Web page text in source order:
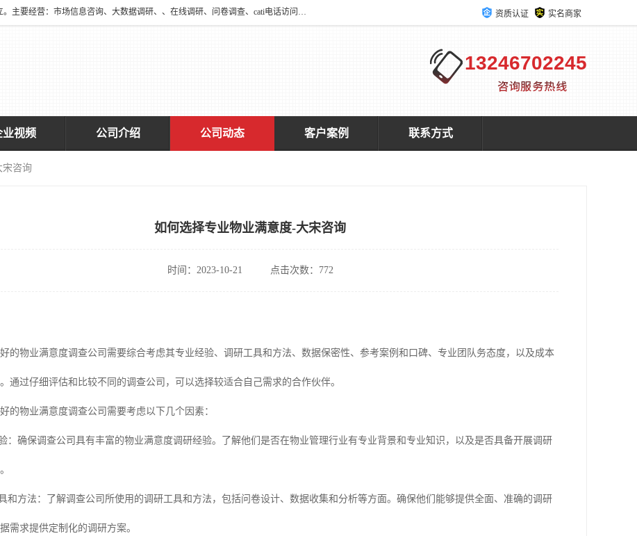
深圳大宋咨询有限公司2016年于深圳市宝安区新安街道海旺社区成立。主要经营：市场信息咨询、大数据调研、、在线调研、问卷调查、cati电话访问、神秘顾客调查、广告效果评估、消费者调查、大数据采集分析等，从事广告业务、国内贸易、数据采集、数据处理；公共文明测评。 资质认证 实名商家
13246702245
业视频 公司介绍 公司动态 客户案例 联系方式
宋咨询
如何选择专业物业满意度-大宋咨询
时间：2023-10-21 点击次数：772
的物业满意度调查公司需要综合考虑其专业经验、调研工具和方法、数据保密性、参考案例和口碑、专业团队务态度，以及成本
通过仔细评估和比较不同的调查公司，可以选择较适合自己需求的合作伙伴。
的物业满意度调查公司需要考虑以下几个因素：
：确保调查公司具有丰富的物业满意度调研经验。了解他们是否在物业管理行业有专业背景和专业知识，以及是否具备开展调研
和方法：了解调查公司所使用的调研工具和方法，包括问卷设计、数据收集和分析等方面。确保他们能够提供全面、准确的调研
需求提供定制化的调研方案。